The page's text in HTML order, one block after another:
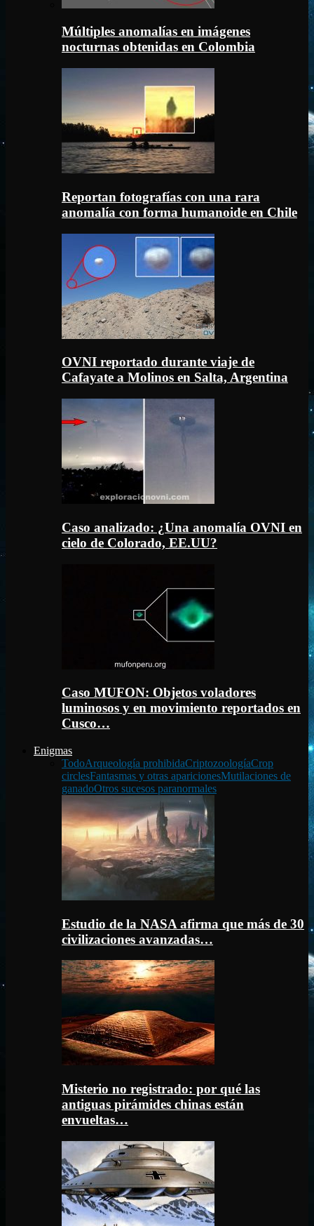
Múltiples anomalías en imágenes
nocturnas obtenidas en Colombia
Reportan fotografías con una rara
anomalía con forma humanoide en Chile
OVNI reportado durante viaje de
Cafayate a Molinos en Salta, Argentina
Caso analizado: ¿Una anomalía OVNI en
cielo de Colorado, EE.UU?
Caso MUFON: Objetos voladores
luminosos y en movimiento reportados en
Cusco…
Enigmas
TodoArqueología prohibidaCriptozoologíaCrop
circlesFantasmas y otras aparicionesMutilaciones de
ganadoOtros sucesos paranormales
Estudio de la NASA afirma que más de 30
civilizaciones avanzadas…
Misterio no registrado: por qué las
antiguas pirámides chinas están
envueltas…